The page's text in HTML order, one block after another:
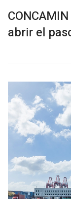
abrir el